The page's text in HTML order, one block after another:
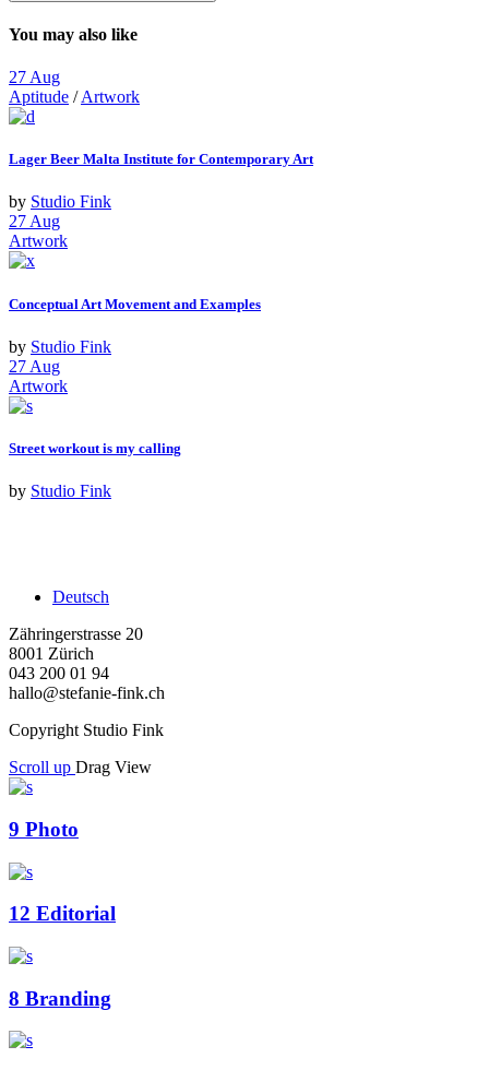
You may also like
27 Aug
Aptitude /Artwork
Lager Beer Malta Institute for Contemporary Art
by Studio Fink
27Aug
Artwork
Conceptual Art Movement and Examples
by Studio Fink
27 Aug
Artwork
Street workout is my calling
by Studio Fink
Deutsch
Zähringerstrasse 20
8001 Zürich
043 200 01 94
hallo@stefanie-fink.ch
Copyright Studio Fink
Scroll up Drag View
9 Photo
12 Editorial
8 Branding